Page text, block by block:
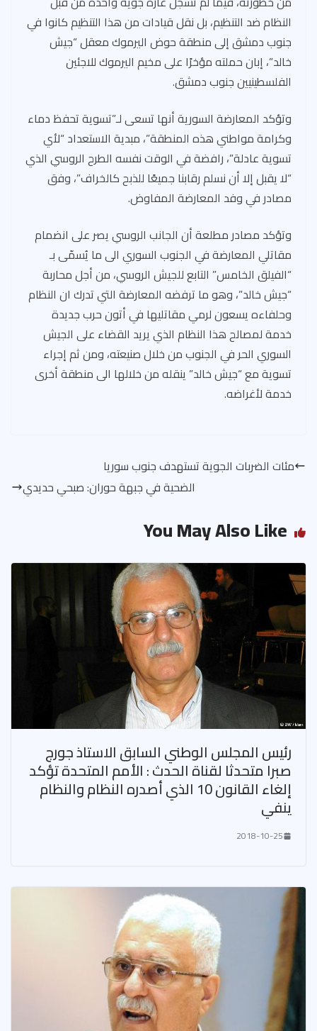
النظام ضد التنظيم، بل نقل قيادات من هذا التنظيم كانوا في
جنوب دمشق إلى منطقة حوض اليرموك معقل “جيش
خالد”، إبان حملته مؤخرًا على مخيم اليرموك للاجئين
الفلسطينيين جنوب دمشق.
وتؤكد المعارضة السورية أنها تسعى لـ”تسوية تحفظ دماء
وكرامة مواطني هذه المنطقة”، مبدية الاستعداد “لأي
تسوية عادلة”، رافضة في الوقت نفسه الطرح الروسي الذي
“لا يقبل إلا أن نسلم رقابنا جميعًا للذبح كالخراف”، وفق
مصادر في وفد المعارضة المفاوض.
وتؤكد مصادر مطلعة أن الجانب الروسي يصر على انضمام
مقاتلي المعارضة في الجنوب السوري الى ما يُسمّى بـ
“الفيلق الخامس” التابع للجيش الروسي، من أجل محاربة
“جيش خالد”، وهو ما ترفضه المعارضة التي تدرك ان النظام
وحلفاءه يسعون لرمي مقاتليها في أتون حرب جديدة
خدمة لمصالح هذا النظام الذي يريد القضاء على الجيش
السوري الحر في الجنوب من خلال صنيعته، ومن ثم إجراء
تسوية مع “جيش خالد” ينقله من خلالها الى منطقة أخرى
خدمة لأغراضه.
مئات الضربات الجوية تستهدف جنوب سوريا
الضحية في جبهة حوران: صبحي حديدي
You May Also Like
رئيس المجلس الوطني السابق الاستاذ جورج
صبرا متحدثا لقناة الحدث : الأمم المتحدة تؤكد
إلغاء القانون 10 الذي أصدره النظام والنظام
ينفي
2018-10-25